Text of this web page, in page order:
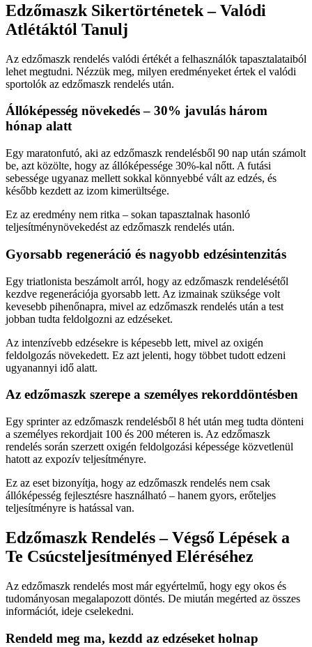
Edzőmaszk Sikertörténetek – Valódi
Atlétáktól Tanulj
Az edzőmaszk rendelés valódi értékét a felhasználók tapasztalataiból
lehet megtudni. Nézzük meg, milyen eredményeket értek el valódi
sportolók az edzőmaszk rendelés után.
Állóképesség növekedés – 30% javulás három
hónap alatt
Egy maratonfutó, aki az edzőmaszk rendelésből 90 nap után számolt
be, azt közölte, hogy az állóképessége 30%-kal nőtt. A futási
sebessége ugyanaz mellett sokkal könnyebbé vált az edzés, és
később kezdett az izom kimerültsége.
Ez az eredmény nem ritka – sokan tapasztalnak hasonló
teljesítménynövekedést az edzőmaszk rendelés után.
Gyorsabb regeneráció és nagyobb edzésintenzitás
Egy triatlonista beszámolt arról, hogy az edzőmaszk rendelésétől
kezdve regenerációja gyorsabb lett. Az izmainak szüksége volt
kevesebb pihenőnapra, mivel az edzőmaszk rendelés után a test
jobban tudta feldolgozni az edzéseket.
Az intenzívebb edzésekre is képesebb lett, mivel az oxigén
feldolgozás növekedett. Ez azt jelenti, hogy többet tudott edzeni
ugyanannyi idő alatt.
Az edzőmaszk szerepe a személyes rekorddöntésben
Egy sprinter az edzőmaszk rendelésből 8 hét után meg tudta dönteni
a személyes rekordjait 100 és 200 méteren is. Az edzőmaszk
rendelés során szerzett oxigén feldolgozási képessége közvetlenül
hatott az expozív teljesítményre.
Ez az eset bizonyítja, hogy az edzőmaszk rendelés nem csak
állóképesség fejlesztésre használható – hanem gyors, erőteljes
teljesítményre is hatással van.
Edzőmaszk Rendelés – Végső Lépések a
Te Csúcsteljesítményed Eléréséhez
Az edzőmaszk rendelés most már egyértelmű, hogy egy okos és
tudományosan megalapozott döntés. De miután megérted az összes
információt, ideje cselekedni.
Rendeld meg ma, kezdd az edzéseket holnap